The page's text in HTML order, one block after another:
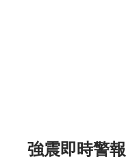
強震即時警報